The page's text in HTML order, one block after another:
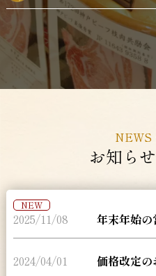
NEWS
お知ら
2025/11/08
NEW
年末年始の
2024/04/01 価格改定の